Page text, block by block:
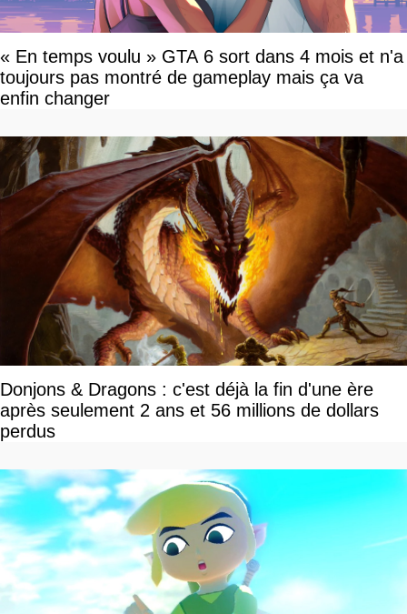
« En temps voulu » GTA 6 sort dans 4 mois et n'a
toujours pas montré de gameplay mais ça va
enfin changer
Donjons & Dragons : c'est déjà la fin d'une ère
après seulement 2 ans et 56 millions de dollars
perdus